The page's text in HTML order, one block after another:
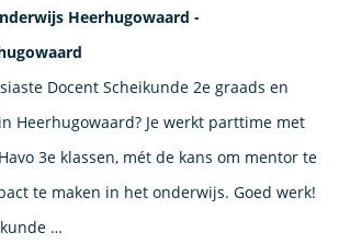
Heerhugowaard -
Docent Scheikunde 2e graads en
Heerhugowaard? Je werkt parttime met
3e klassen, mét de kans om mentor te
te maken in het onderwijs. Goed werk!
…